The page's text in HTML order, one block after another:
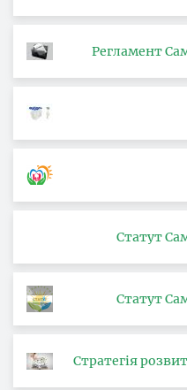
Регламент
Статут
Статут
Стратегія